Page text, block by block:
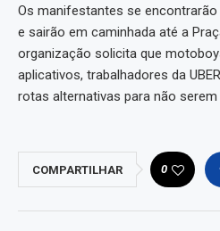
Os manifestantes se
e sairão em caminhada até a
organização solicita que
aplicativos, trabalhadores da
rotas alternativas para não serem
COMPARTILHAR 0